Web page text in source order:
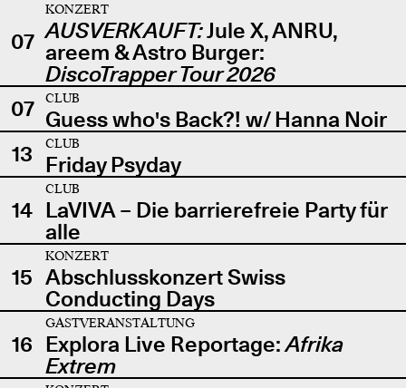
07
KONZERT
AUSVERKAUFT:Jule X, ANRU,
areem & Astro Burger:
DiscoTrapper Tour 2026
07
CLUB
Guess who's Back?! w/ Hanna Noir
13
CLUB
Friday Psyday
14
CLUB
LaVIVA – Die barrierefreie Party für
alle
15
KONZERT
Abschlusskonzert Swiss
Conducting Days
16
GASTVERANSTALTUNG
Explora Live Reportage:Afrika
Extrem